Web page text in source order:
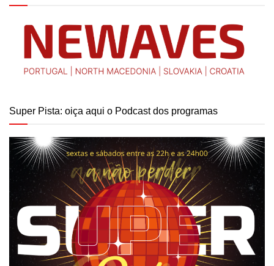
Super Pista: oiça aqui o Podcast dos programas